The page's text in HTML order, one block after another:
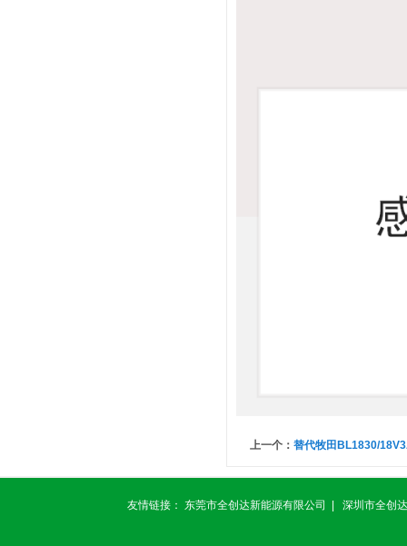
上一个： 替代牧田BL1830/
友情链接： 东莞市全创达新能源有限公司 深圳市全创